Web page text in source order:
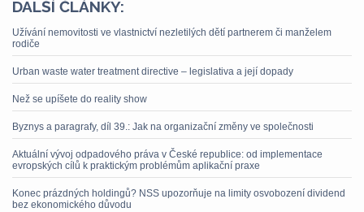
DALŠÍ ČLÁNKY:
Užívání nemovitosti ve vlastnictví nezletilých dětí partnerem či manželem
rodiče
Urban waste water treatment directive – legislativa a její dopady
Než se upíšete do reality show
Byznys a paragrafy, díl 39.: Jak na organizační změny ve společnosti
Aktuální vývoj odpadového práva v České republice: od implementace
evropských cílů k praktickým problémům aplikační praxe
Konec prázdných holdingů? NSS upozorňuje na limity osvobození dividend
bez ekonomického důvodu